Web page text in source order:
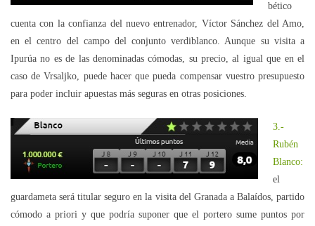
bético
cuenta con la confianza del nuevo entrenador, Víctor Sánchez del Amo,
en el centro del campo del conjunto verdiblanco. Aunque su visita a
Ipurúa no es de las denominadas cómodas, su precio, al igual que en el
caso de Vrsaljko, puede hacer que pueda compensar vuestro presupuesto
para poder incluir apuestas más seguras en otras posiciones.
3.-
Rubén
Blanco:
el
guardameta será titular seguro en la visita del Granada a Balaídos, partido
cómodo a priori y que podría suponer que el portero sume puntos por